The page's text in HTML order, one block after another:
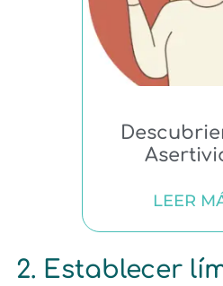
LEER
2. Establecer